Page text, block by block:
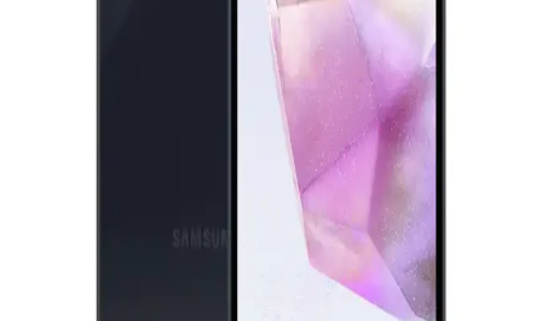
Samsung Galaxy Tab S9 FE Plus ve S9 FE Plus
Karşılaştırması: Özellikler ve Kullanıcı Yorumları
İki popüler Samsung Galaxy Tab S9 FE Plus modeli detaylı
özellikleri ve kullanıcı yorumlarıyla karşılaştırıldı. Geniş ekran,
yüksek performans ve kullanıcı deneyimi öne çıkıyor.
Huawei Watch GT 3 SE ve Samsung Galaxy Watch
4 Karşılaştırması: Hangi Akıllı Saat Sizin İçin
İki popüler akıllı saatin özelliklerini ve kullanıcı yorumlarını
karşılaştırıyoruz. Pil ömrü, sağlık özellikleri ve tasarım açısından